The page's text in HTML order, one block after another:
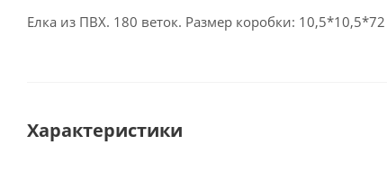
Елка из ПВХ. 180 веток. Размер коробки:
Характеристики